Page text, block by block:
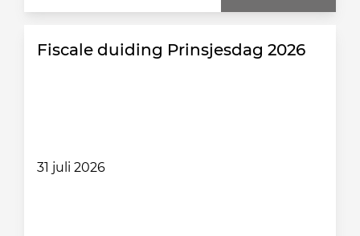
Fiscale duiding Prinsjesdag 2026
31 juli 2026